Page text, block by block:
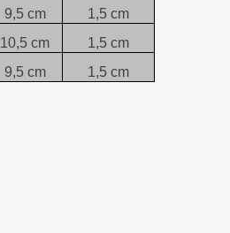
9,5 cm
1,5 cm
10,5 cm
1,5 cm
9,5 cm 1,5 cm